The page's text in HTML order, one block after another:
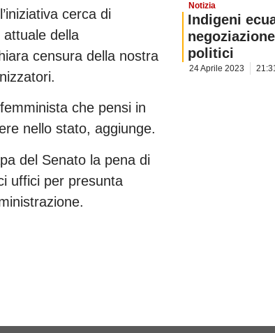
cerca di
della
censura della nostra
che pensi in
nello stato, aggiunge.
del Senato la pena di
uffici per presunta
Notizia
Indigeni
politici
24 Aprile 2023